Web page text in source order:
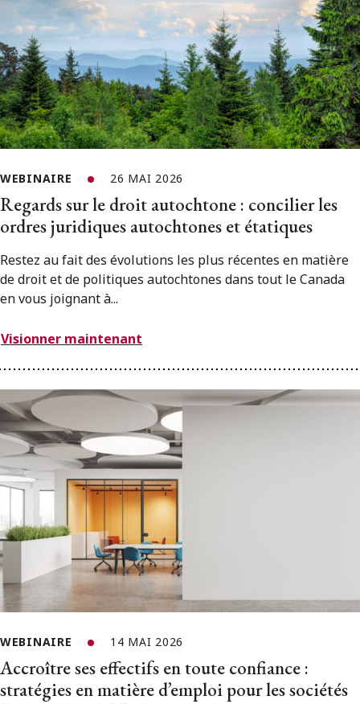
WEBINAIRE 26 MAI 2026
Regards sur le droit autochtone : concilier les
ordres juridiques autochtones et étatiques
Restez au fait des évolutions les plus récentes en matière
de droit et de politiques autochtones dans tout le Canada
en vous joignant à...
Visionner maintenant
WEBINAIRE 14 MAI 2026
Accroître ses effectifs en toute confiance :
stratégies en matière d’emploi pour les sociétés